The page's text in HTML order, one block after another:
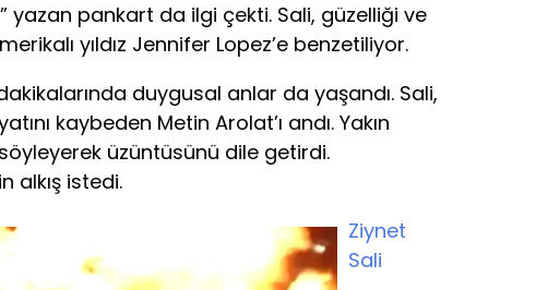
yazan pankart da ilgi çekti. Sali, güzelliği ve
yıldız Jennifer Lopez’e benzetiliyor.
duygusal anlar da yaşandı. Sali,
kaybeden Metin Arolat’ı andı. Yakın
üzüntüsünü dile getirdi.
alkış istedi.
Ziynet
Sali